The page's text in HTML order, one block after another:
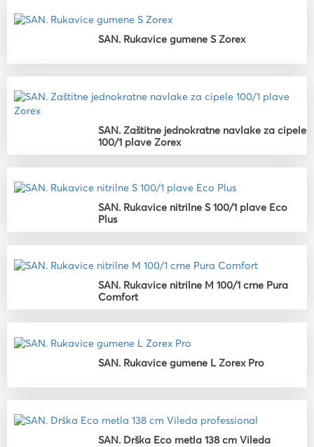
SAN. Rukavice gumene S Zorex
SAN. Zaštitne jednokratne navlake za cipele
100/1 plave Zorex
SAN. Rukavice nitrilne S 100/1 plave Eco
Plus
SAN. Rukavice nitrilne M 100/1 crne Pura
Comfort
SAN. Rukavice gumene L Zorex Pro
SAN. Drška Eco metla 138 cm Vileda